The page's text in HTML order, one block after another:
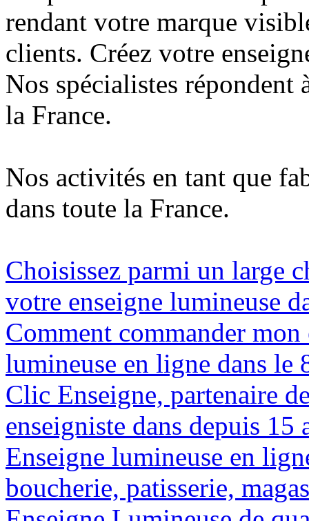
rendant votre marque
clients. Créez votre
Nos spécialistes répondent
la France.
Nos activités en tant que
dans toute la France.
Choisissez parmi un large
votre enseigne lumineuse
Comment commander
lumineuse en ligne dans le
Clic Enseigne, partenaire
enseigniste dans depuis 15
Enseigne lumineuse en
boucherie, patisserie,